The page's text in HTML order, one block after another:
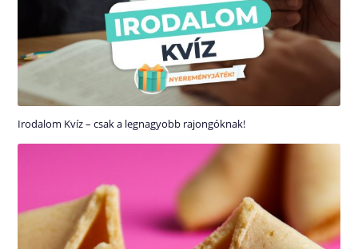
Irodalom Kvíz – csak a legnagyobb rajongóknak!